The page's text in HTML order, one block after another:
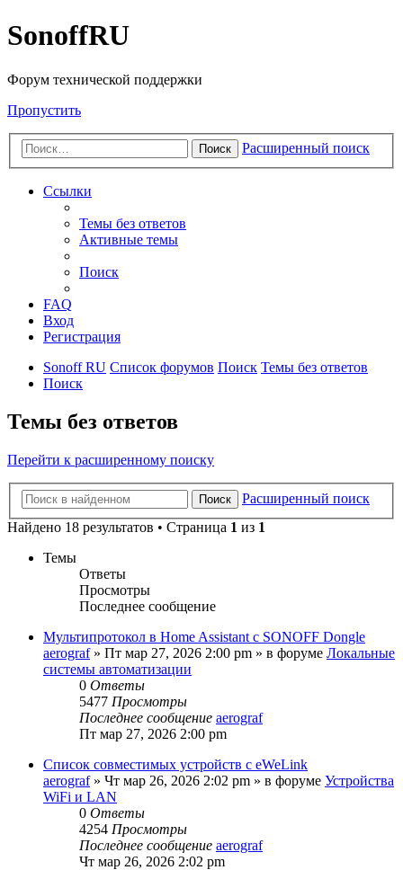
SonoffRU
Форум технической поддержки
Пропустить
Поиск Расширенный поиск
Ссылки
Темы без ответов
Активные темы
Поиск
FAQ
Вход
Регистрация
Sonoff RU Список форумов Поиск Темы без ответов
Поиск
Темы без ответов
Перейти к расширенному поиску
Поиск
Расширенный поиск
Найдено 18 результатов • Страница 1 из 1
Темы
Ответы
Просмотры
Последнее сообщение
Мультипротокол в Home Assistant с SONOFF Dongle
aerograf» Пт мар 27, 2026 2:00 pm » в форуме Локальные
системы автоматизации
0 Ответы
5477 Просмотры
Последнее сообщение aerograf
Пт мар 27, 2026 2:00 pm
Список совместимых устройств с eWeLink
aerograf» Чт мар 26, 2026 2:02 pm » в форуме Устройства
WiFi и LAN
0 Ответы
4254 Просмотры
Последнее сообщение aerograf
Чт мар 26, 2026 2:02 pm